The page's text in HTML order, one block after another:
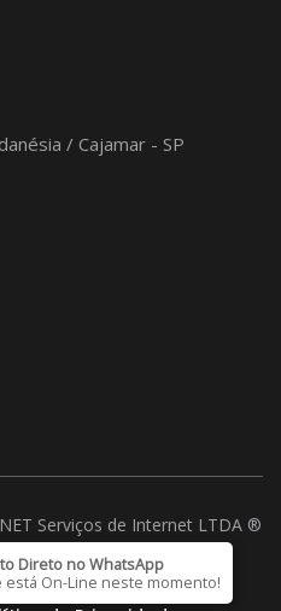
/ Cajamar - SP
Serviços de Internet LTDA ®
0001-37
901254899
Direto no WhatsApp
está On-Line neste momento!